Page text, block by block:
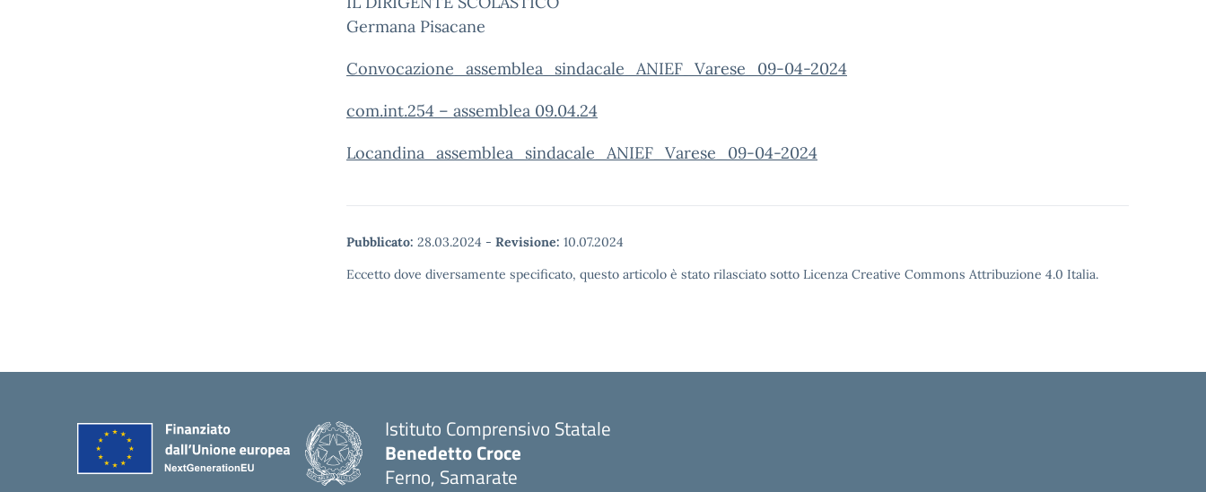
Germana Pisacane
Convocazione_assemblea_sindacale_ANIEF_Varese_09-04-2024
com.int.254 – assemblea 09.04.24
Locandina_assemblea_sindacale_ANIEF_Varese_09-04-2024
Pubblicato: 28.03.2024 - Revisione: 10.07.2024
Eccetto dove diversamente specificato, questo articolo è stato rilasciato sotto Licenza Creative Commons Attribuzione 4.0 Italia.
Istituto Comprensivo Statale
Benedetto Croce
Ferno, Samarate